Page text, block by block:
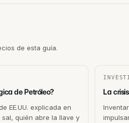
de esta guía.
de Petróleo?
EE.UU. explicada en
quién abre la llave y
La